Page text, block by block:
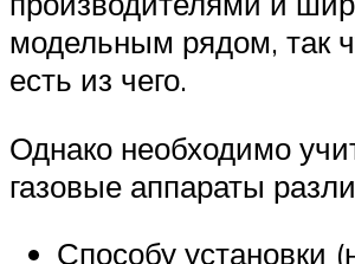
модельным рядом, так
есть из чего.
Однако необходимо
газовые аппараты
Способу установки